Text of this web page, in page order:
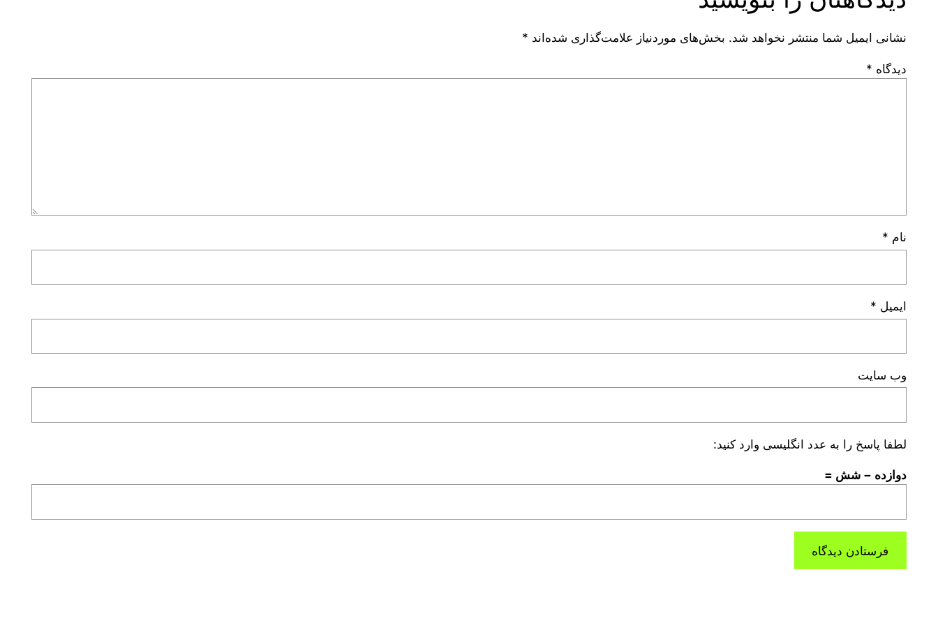
نشانی ایمیل شما منتشر نخواهد شد. بخش‌های موردنیاز علامت‌گذاری شده‌اند *
دیدگاه *
نام *
ایمیل *
وب‌ سایت
لطفا پاسخ را به عدد انگلیسی وارد کنید:
دوازده − شش =